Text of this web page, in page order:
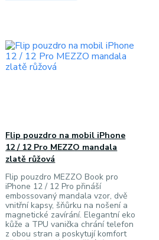
Flip pouzdro na mobil iPhone
12 / 12 Pro MEZZO mandala
zlatě růžová
Flip pouzdro MEZZO Book pro
iPhone 12 / 12 Pro přináší
embossovaný mandala vzor, dvě
vnitřní kapsy, šňůrku na nošení a
magnetické zavírání. Elegantní eko
kůže a TPU vanička chrání telefon
z obou stran a poskytují komfort